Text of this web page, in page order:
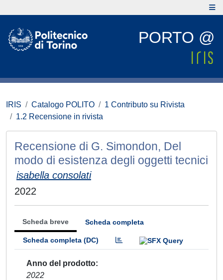
PORTO @
IRIS Catalogo POLITO
1 Contributo su Rivista
1.2 Recensione in rivista
Recensione di G. Simondon, Del
modo di esistenza degli oggetti tecnici
isabella consolati
2022
Scheda breve Scheda completa
Scheda completa (DC)
Anno del prodotto
2022